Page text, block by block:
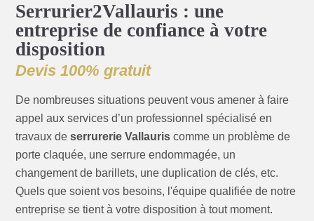
Serrurier2Vallauris : une
entreprise de confiance à votre
disposition
Devis 100% gratuit
De nombreuses situations peuvent vous amener à faire
appel aux services d’un professionnel spécialisé en
travaux deserrurerie Vallauris comme un problème de
porte claquée, une serrure endommagée, un
changement de barillets, une duplication de clés, etc.
Quels que soient vos besoins, l'équipe qualifiée de notre
entreprise se tient à votre disposition à tout moment.